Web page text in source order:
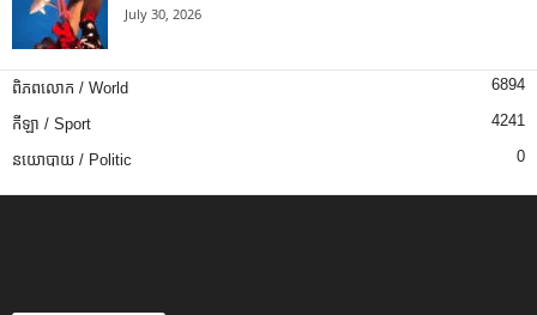
July 30, 2026
ពិភពលោក / World 6894
កីឡា / Sport 4241
នយោបាយ / Politic 0